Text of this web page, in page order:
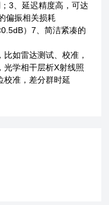
3、延迟精度高，可达
偏振相关损耗
）7、简洁紧凑的
如雷达测试、校准，
光学相干层析X射线照
校准，差分群时延